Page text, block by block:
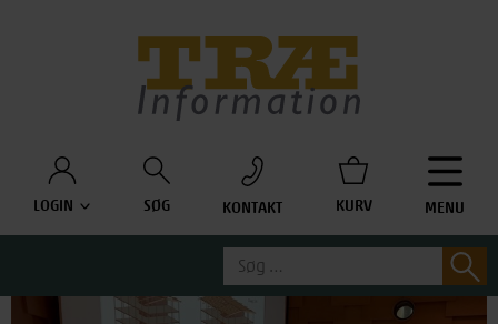
LOGIN SØG KONTAKT KURV MENU
Søg
efter: